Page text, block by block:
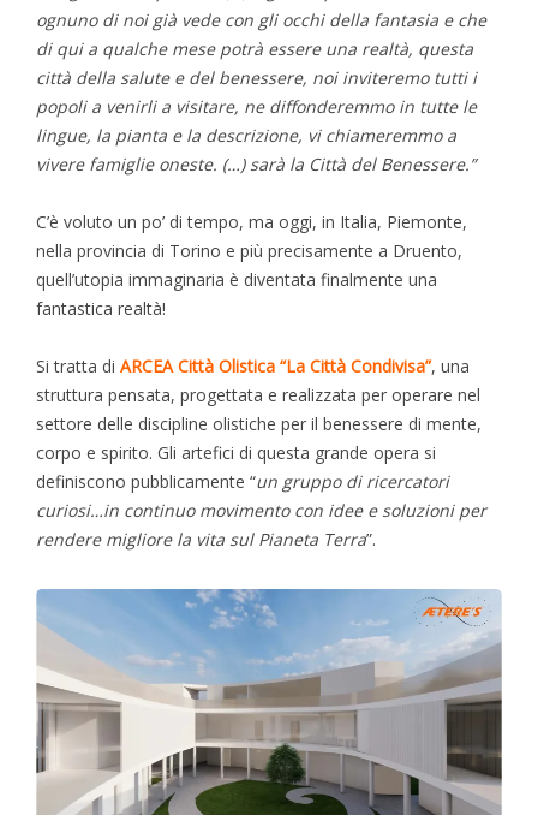
ognuno di noi già vede con gli occhi della fantasia e che
di qui a qualche mese potrà essere una realtà, questa
città della salute e del benessere, noi inviteremo tutti i
popoli a venirli a visitare, ne diffonderemmo in tutte le
lingue, la pianta e la descrizione, vi chiameremmo a
vivere famiglie oneste. (…) sarà la Città del Benessere.”
C’è voluto un po’ di tempo, ma oggi, in Italia, Piemonte,
nella provincia di Torino e più precisamente a Druento,
quell’utopia immaginaria è diventata finalmente una
fantastica realtà!
Si tratta di ARCEA Città Olistica “La Città Condivisa”, una
struttura pensata, progettata e realizzata per operare nel
settore delle discipline olistiche per il benessere di mente,
corpo e spirito. Gli artefici di questa grande opera si
definiscono pubblicamente “un gruppo di ricercatori
curiosi…in continuo movimento con idee e soluzioni per
rendere migliore la vita sul Pianeta Terra”.